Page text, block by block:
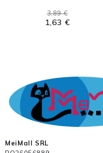
1,63 €
3,89 €
MeiMall SRL